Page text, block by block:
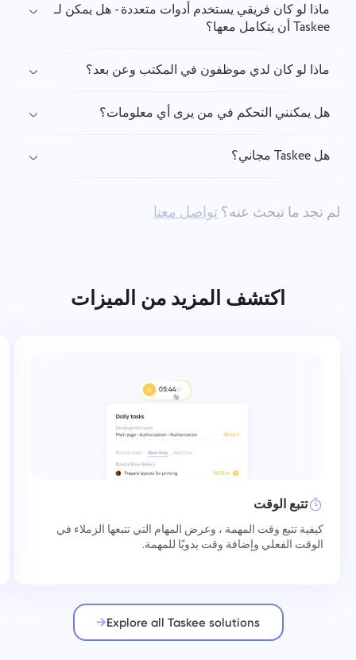
ماذا لو كان فريقي يستخدم أدوات متعددة - هل يمكن لـ
Taskee أن يتكامل معها؟
ماذا لو كان لدي موظفون في المكتب وعن بعد؟
هل يمكنني التحكم في من يرى أي معلومات؟
هل Taskee مجاني؟
لم تجد ما تبحث عنه؟تواصل معنا
اكتشف المزيد من الميزات
تتبع الوقت
كيفية تتبع وقت المهمة ، وعرض المهام التي تتبعها الزملاء في
الوقت الفعلي وإضافة وقت يدويًا للمهمة.
Explore all Taskee solutions